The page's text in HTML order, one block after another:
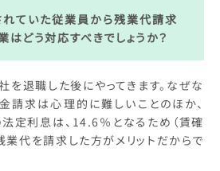
ていた従業員から残業代請求
はどう対応すべきでしょうか？
を退職した後にやってきます。なぜな
請求は心理的に難しいことのほか、
定利息は、14.6％となるため（賃確
業代を請求した方がメリットだからで